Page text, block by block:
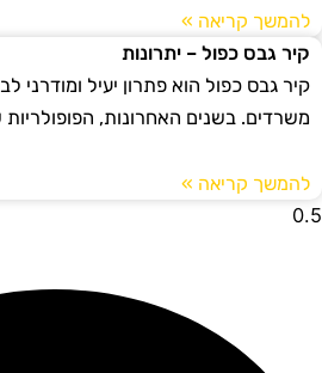
להמשך קריאה »
קיר גבס כפול – יתרונות
קיר גבס כפול הוא פתרון יעיל ומודרני
משרדים. בשנים האחרונות,
להמשך קריאה »